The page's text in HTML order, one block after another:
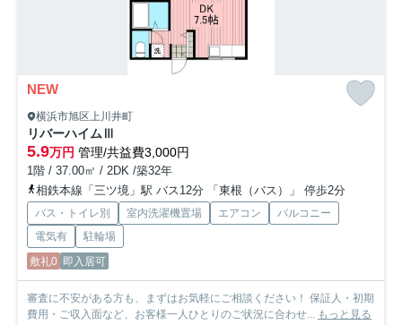
NEW
横浜市旭区上川井町
リバーハイムⅢ
5.9万円 管理/共益費3,000円
1階 / 37.00㎡ / 2DK /築32年
相鉄本線「三ツ境」駅 バス12分 「東根（バス）」 停歩2分
バス・トイレ別 室内洗濯機置場 エアコン
バルコニー
電気有
駐輪場
敷礼0 即入居可
審査に不安がある方も、まずはお気軽にご相談ください！ 保証人・初期
費用・ご収入面など、お客様一人ひとりのご状況に合わせ... もっと見る